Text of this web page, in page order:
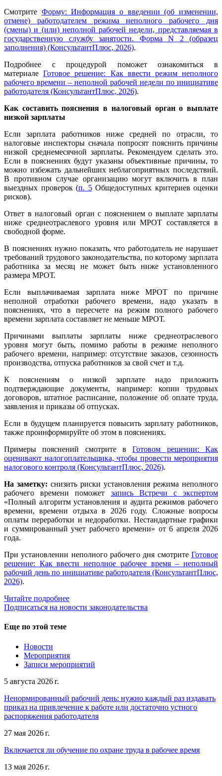
Смотрите Форму: Информация о введении (об изменении,
отмене) работодателем режима неполного рабочего дня
(смены) и (или) неполной рабочей недели, представляемая в
государственную службу занятости. Форма N 2 (образец
заполнения) (КонсультантПлюс, 2026).
Подробнее с процедурой поможет ознакомиться в
материалеГотовое решение: Как ввести режим неполного
рабочего времени – неполной рабочей недели по инициативе
работодателя (КонсультантПлюс, 2026).
Как составить пояснения в налоговый орган о выплате
низкой зарплаты
Если зарплата работников ниже средней по отрасли, то
налоговые инспекторы сначала попросят пояснить причины
низкой среднемесячной зарплаты. Рекомендуем сделать это.
Если в пояснениях будут указаны объективные причины, то
можно избежать дальнейших неблагоприятных последствий.
В противном случае организацию могут включить в план
выездных проверок (п. 5Общедоступных критериев оценки
рисков).
Ответ в налоговый орган с пояснением о выплате зарплаты
ниже среднеотраслевого уровня или МРОТ составляется в
свободной форме.
В пояснениях нужно показать, что работодатель не нарушает
требований трудового законодательства, по которому зарплата
работника за месяц не может быть ниже установленного
размера МРОТ.
Если выплачиваемая зарплата ниже МРОТ по причине
неполной отработки рабочего времени, надо указать в
пояснениях, что в пересчете на режим полного рабочего
времени зарплата составляет не меньше МРОТ.
Причинами выплаты зарплаты ниже среднеотраслевого
уровня могут быть, помимо работы в режиме неполного
рабочего времени, например: отсутствие заказов, сезонность
производства, отпуска работников за свой счет и т.д.
К пояснениям о низкой зарплате надо приложить
подтверждающие документы, например: копии трудовых
договоров, штатное расписание, положение об оплате труда,
заявления и приказы об отпусках.
Если в будущем планируется повысить зарплату работников,
также проинформируйте об этом в пояснениях.
Примеры пояснений смотрите вГотовом решении: Как
оценивают налогоплательщика, чтобы провести мероприятия
налогового контроля (КонсультантПлюс, 2026).
На заметку: снизить риски установления режима неполного
рабочего времени поможет запись Встречи с экспертом
«Полный алгоритм установления и аудита режимов рабочего
времени, времени отдыха в 2026 году. Сложные вопросы
оплаты переработки и недоработки. Нестандартные графики
и суммированный учет рабочего времени» от 6 апреля 2026
года.
При установлении неполного рабочего дня смотрите Готовое
решение: Как ввести неполное рабочее время – неполный
рабочий день по инициативе работодателя (КонсультантПлюс,
2026).
Читайте подробнее
Подписаться на новости законодательства
Еще по этой теме
Новости
Мероприятия
Записи мероприятий
5 августа 2026 г.
Ненормированный рабочий день: нужно каждый раз издавать
приказ на привлечение к работе или достаточно устного
распоряжения работодателя
27 мая 2026 г.
Включается ли обучение по охране труда в рабочее время
13 мая 2026 г.